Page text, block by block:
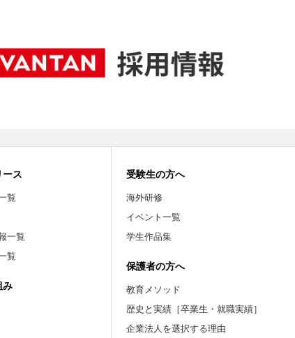
ース
覧
一覧
覧
み
受験生の方へ
海外研修
イベント一覧
学生作品集
保護者の方へ
教育メソッド
歴史と実績［卒業生・就職実績］
企業法人を選択する理由